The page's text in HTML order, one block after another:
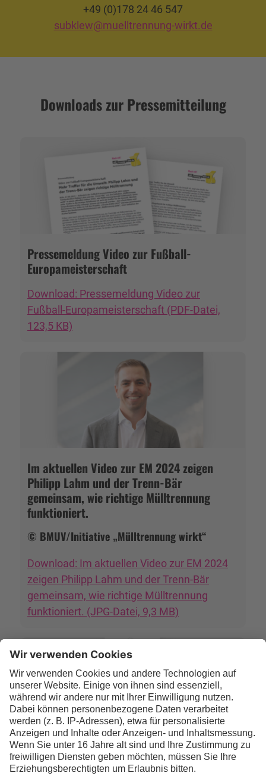
+49 (0)178 24 46 547
subklew@muelltrennung-wirkt.de
Downloads zur Pressemitteilung
Pressemeldung Video zur Fußball-
Europameisterschaft
Download: Pressemeldung Video zur
Fußball-Europameisterschaft (PDF-Datei,
123,5 KB)
Im aktuellen Video zur EM 2024 zeigen
Philipp Lahm und der Trenn-Bär
gemeinsam, wie richtige Mülltrennung
funktioniert.
© BMUV/Initiative „Mülltrennung wirkt“
Download: Im aktuellen Video zur EM 2024
zeigen Philipp Lahm und der Trenn-Bär
gemeinsam, wie richtige Mülltrennung
funktioniert. (JPG-Datei, 9,3 MB)
Pressefoto Trenn-Bär